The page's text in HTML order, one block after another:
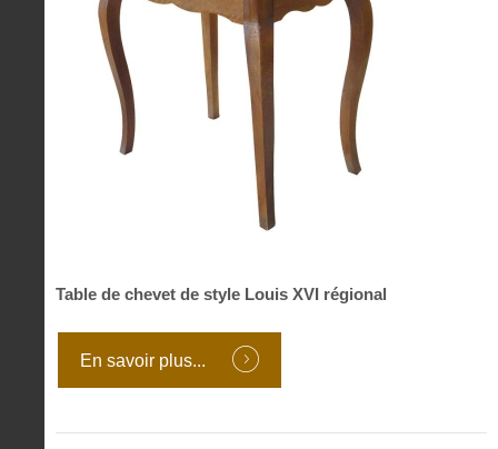
Table de chevet de style Louis XVI régional
En savoir plus...